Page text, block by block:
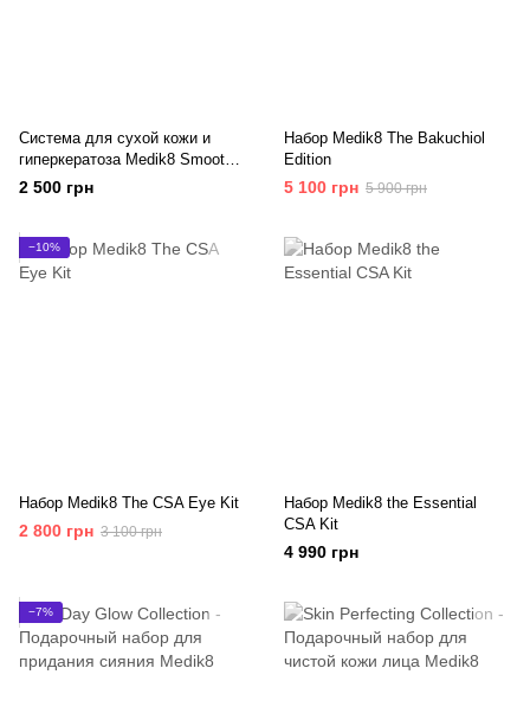
Система для сухой кожи и
гиперкератоза Medik8 Smooth
Body Exfoliating Kit
2 500 грн
Набор Medik8 The Bakuchiol
Edition
5 100 грн 5 900 грн
−10%
Набор Medik8 The CSA Eye Kit
2 800 грн 3 100 грн
Набор Medik8 the Essential
CSA Kit
4 990 грн
−7%